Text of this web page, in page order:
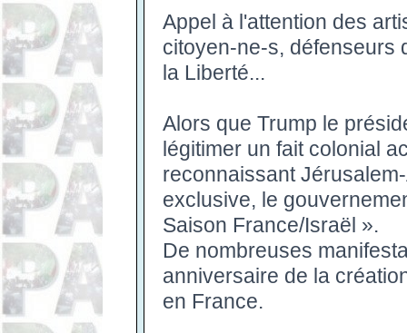
Appel à l'attention des
citoyen-ne-s, défenseurs
la Liberté...
Alors que Trump le
légitimer un fait colonial
reconnaissant
exclusive, le
Saison France/Israël ».
De nombreuses
anniversaire de la
en France.